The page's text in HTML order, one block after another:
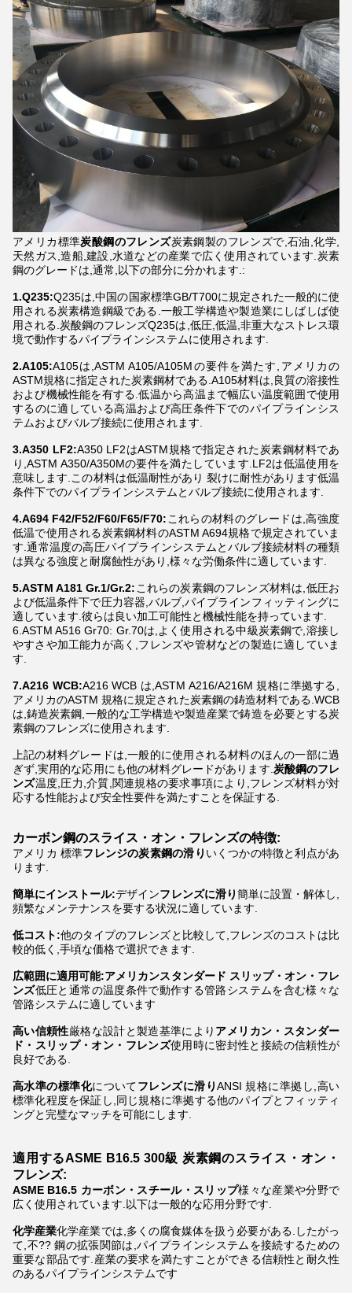
アメリカ標準炭酸鋼のフレンズ炭素鋼製のフレンズで,石油,化学,
天然ガス,造船,建設,水道などの産業で広く使用されています.炭素
鋼のグレードは,通常,以下の部分に分かれます.:
1.Q235:Q235は,中国の国家標準GB/T700に規定された一般的に使
用される炭素構造鋼級である.一般工学構造や製造業にしばしば使
用される.炭酸鋼のフレンズQ235は,低圧,低温,非重大なストレス環
境で動作するパイプラインシステムに使用されます.
2.A105:A105は,ASTM A105/A105Mの要件を満たす,アメリカの
ASTM規格に指定された炭素鋼材である.A105材料は,良質の溶接性
および機械性能を有する.低温から高温まで幅広い温度範囲で使用
するのに適している高温および高圧条件下でのパイプラインシス
テムおよびバルブ接続に使用されます.
3.A350 LF2:A350 LF2はASTM規格で指定された炭素鋼材料であ
り,ASTM A350/A350Mの要件を満たしています.LF2は低温使用を
意味します.この材料は低温耐性があり 裂けに耐性があります低温
条件下でのパイプラインシステムとバルブ接続に使用されます.
4.A694 F42/F52/F60/F65/F70:これらの材料のグレードは,高強度
低温で使用される炭素鋼材料のASTM A694規格で規定されていま
す.通常温度の高圧パイプラインシステムとバルブ接続材料の種類
は異なる強度と耐腐蝕性があり,様々な労働条件に適しています.
5.ASTM A181 Gr.1/Gr.2:これらの炭素鋼のフレンズ材料は,低圧お
よび低温条件下で圧力容器,バルブ,パイプラインフィッティングに
適しています.彼らは良い加工可能性と機械性能を持っています.
6.ASTM A516 Gr70: Gr.70は,よく使用される中級炭素鋼で,溶接し
やすさや加工能力が高く,フレンズや管材などの製造に適していま
す.
7.A216 WCB:A216 WCB は,ASTM A216/A216M 規格に準拠する,
アメリカのASTM 規格に規定された炭素鋼の鋳造材料である.WCB
は,鋳造炭素鋼,一般的な工学構造や製造産業で鋳造を必要とする炭
素鋼のフレンズに使用されます.
上記の材料グレードは,一般的に使用される材料のほんの一部に過
ぎず,実用的な応用にも他の材料グレードがあります.炭酸鋼のフレ
ンズ温度,圧力,介質,関連規格の要求事項により,フレンズ材料が対
応する性能および安全性要件を満たすことを保証する.
カーボン鋼のスライス・オン・フレンズの特徴:
アメリカ 標準フレンジの炭素鋼の滑り いくつかの特徴と利点があ
ります.
簡単にインストール:デザインフレンズに滑り簡単に設置・解体し,
頻繁なメンテナンスを要する状況に適しています.
低コスト:他のタイプのフレンズと比較して,フレンズのコストは比
較的低く,手頃な価格で選択できます.
広範囲に適用可能:アメリカンスタンダード スリップ・オン・フレ
ンズ低圧と通常の温度条件で動作する管路システムを含む様々な
管路システムに適しています
高い信頼性厳格な設計と製造基準により アメリカン・スタンダー
ド・スリップ・オン・フレンズ使用時に密封性と接続の信頼性が
良好である.
高水準の標準化についてフレンズに滑りANSI 規格に準拠し,高い
標準化程度を保証し,同じ規格に準拠する他のパイプとフィッティ
ングと完璧なマッチを可能にします.
適用するASME B16.5 300級 炭素鋼のスライス・オン・
フレンズ:
ASME B16.5 カーボン・スチール・スリップ様々な産業や分野で
広く使用されています.以下は一般的な応用分野です.
化学産業化学産業では,多くの腐食媒体を扱う必要がある.したがっ
て,不?? 鋼の拡張関節は,パイプラインシステムを接続するための
重要な部品です.産業の要求を満たすことができる信頼性と耐久性
のあるパイプラインシステムです